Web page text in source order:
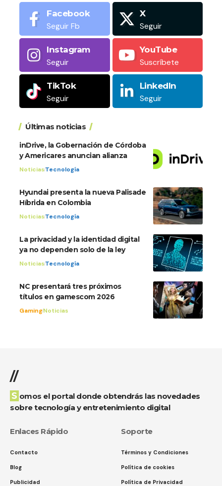
Facebook
Seguir Fb
X
Seguir
Instagram
Seguir
YouTube
Suscríbete
TikTok
Seguir
LinkedIn
Seguir
Últimas noticias
inDrive, la Gobernación de Córdoba
y Americares anuncian alianza
NoticiasTecnología
Hyundai presenta la nueva Palisade
Híbrida en Colombia
NoticiasTecnología
La privacidad y la identidad digital
ya no dependen solo de la ley
NoticiasTecnología
NC presentará tres próximos
títulos en gamescom 2026
GamingNoticias
//
Somos el portal donde obtendrás las novedades
sobre tecnología y entretenimiento digital
Enlaces Rápido
Contacto
Blog
Publicidad
Soporte
Términos y Condiciones
Política de cookies
Política de Privacidad